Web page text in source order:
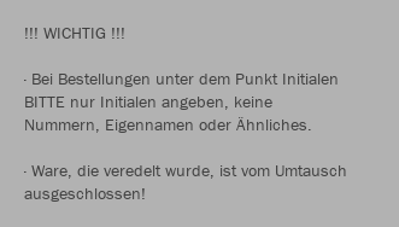
!!! WICHTIG !!!
· Bei Bestellungen unter dem Punkt Initialen
BITTE nur Initialen angeben, keine
Nummern, Eigennamen oder Ähnliches.
· Ware, die veredelt wurde, ist vom Umtausch
ausgeschlossen!